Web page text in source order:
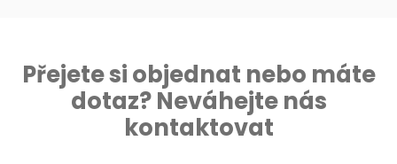
Přejete si objednat nebo máte
dotaz? Neváhejte nás
kontaktovat